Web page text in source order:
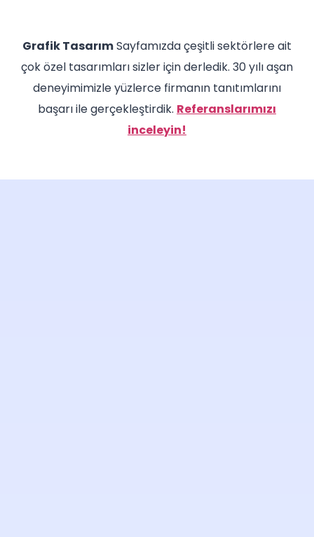
Grafik TasarımSayfamızda çeşitli sektörlere ait
çok özel tasarımları sizler için derledik. 30 yılı aşan
deneyimimizle yüzlerce firmanın tanıtımlarını
başarı ile gerçekleştirdik. Referanslarımızı
inceleyin!